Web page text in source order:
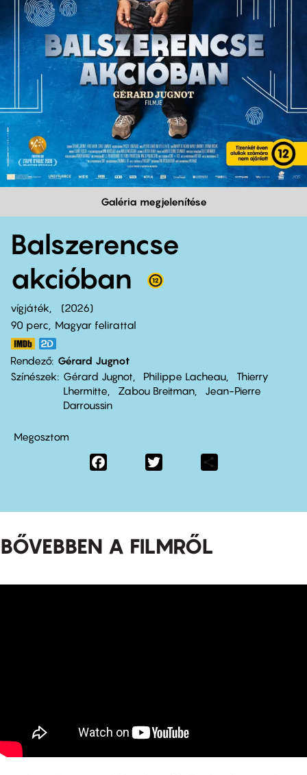
Galéria megjelenítése
Balszerencse
akcióban
vígjáték
2026
90 perc,
Magyar felirattal
Rendező Gérard Jugnot
Színészek
Gérard Jugnot Philippe Lacheau
Thierry
Lhermitte
Zabou Breitman
Jean-Pierre
Darroussin
Megosztom
Facebook
BŐVEBBEN A FILMRŐL